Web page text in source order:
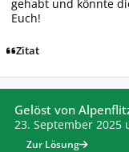
gehabt und könnte
Euch!
Zitat
Gelöst von
23. September 2025
Zur Lösung